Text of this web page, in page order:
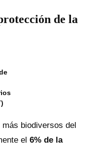
de la
biodiversos del
el 6% de la